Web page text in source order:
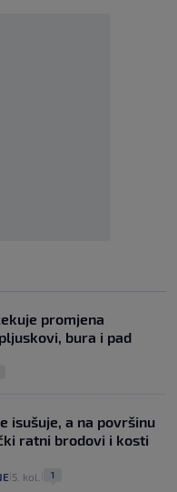
promjena
bura i pad
isušuje, a na površinu
ratni brodovi i kosti
5. kol. 1